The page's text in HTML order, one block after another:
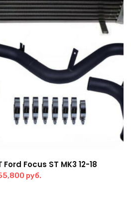
Ford Focus ST MK3 12-18
руб.